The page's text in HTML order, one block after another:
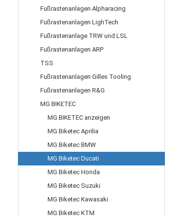
Fußrastenanlagen Alpharacing
Fußrastenanlagen LighTech
Fußrastenanlage TRW und LSL
Fußrastenanlagen ARP
TSS
Fußrastenanlagen Gilles Tooling
Fußrastenanlagen R&G
MG BIKETEC
MG BIKETEC anzeigen
MG Biketec Aprilia
MG Biketec BMW
MG Biketec Ducati
MG Biketec Honda
MG Biketec Suzuki
MG Biketec Kawasaki
MG Biketec KTM